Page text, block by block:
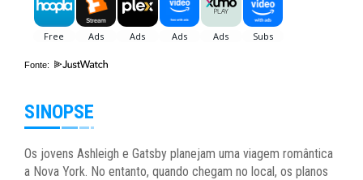
Fonte:
SINOPSE
Os jovens Ashleigh e Gatsby planejam uma viagem romântica
a Nova York. No entanto, quando chegam no local, os planos